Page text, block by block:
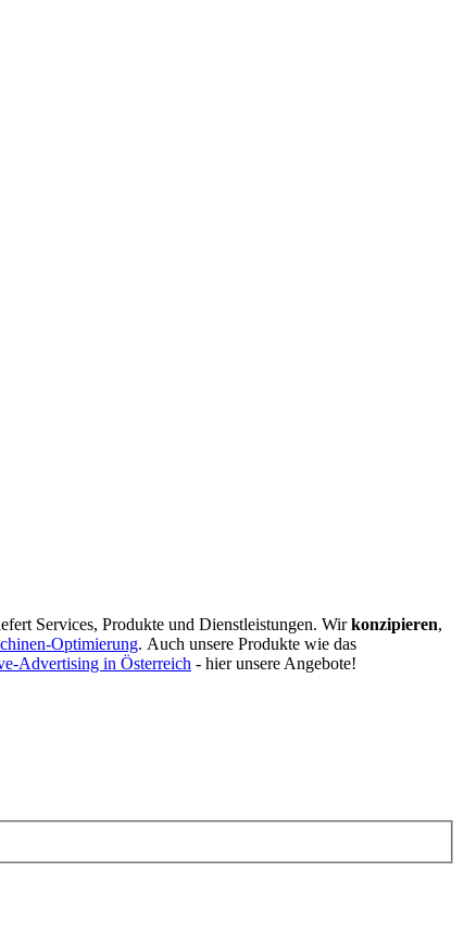
Services, Produkte und Dienstleistungen. Wirkonzipieren,
Optimierung. Auch unsere Produkte wie das
Advertising in Österreich - hier unsere Angebote!